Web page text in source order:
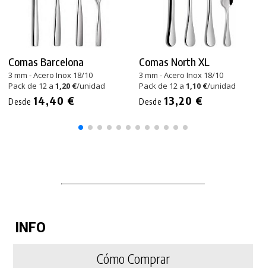
Comas Barcelona
3 mm - Acero Inox 18/10
Pack de 12 a 1,20 €/unidad
Desde 14,40 €
Comas North XL
3 mm - Acero Inox 18/10
Pack de 12 a 1,10 €/unidad
Desde 13,20 €
INFO
Cómo Comprar